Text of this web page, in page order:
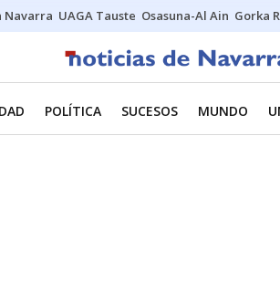
Navarra UAGA Tauste Osasuna-Al Ain Gorka
POLÍTICA SUCESOS MUNDO